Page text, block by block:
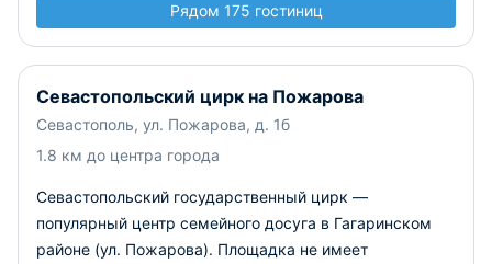
Рядом 175 гостиниц
Севастопольский цирк на Пожарова
Севастополь, ул. Пожарова, д. 1б
1.8 км до центра города
Севастопольский государственный цирк —
популярный центр семейного досуга в Гагаринском
районе (ул. Пожарова). Площадка не имеет